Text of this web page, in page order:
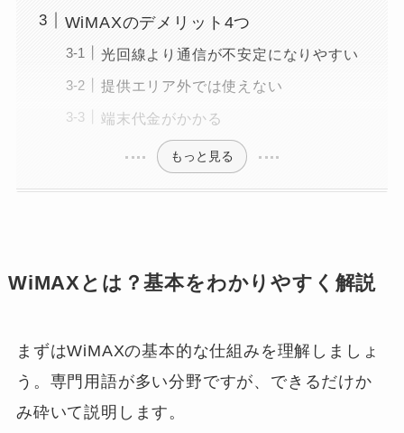
WiMAXのデメリット4つ
光回線より通信が不安定になりやすい
提供エリア外では使えない
端末代金がかかる
もっと見る
WiMAXとは？基本をわかりやすく解説
まずはWiMAXの基本的な仕組みを理解しましょ
う。専門用語が多い分野ですが、できるだけか
み砕いて説明します。